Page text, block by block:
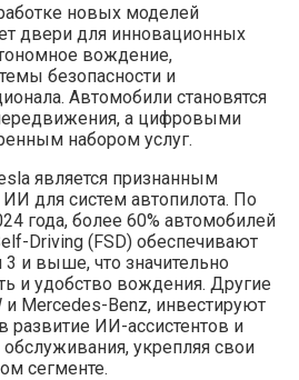
новых моделей
двери для инновационных
вождение,
безопасности и
Автомобили становятся
а цифровыми
набором услуг.
является признанным
для систем автопилота. По
года, более 60% автомобилей
Driving (FSD) обеспечивают
и выше, что значительно
и удобство вождения. Другие
и Mercedes-Benz, инвестируют
ИИ-ассистентов и
укрепляя свои
сегменте.